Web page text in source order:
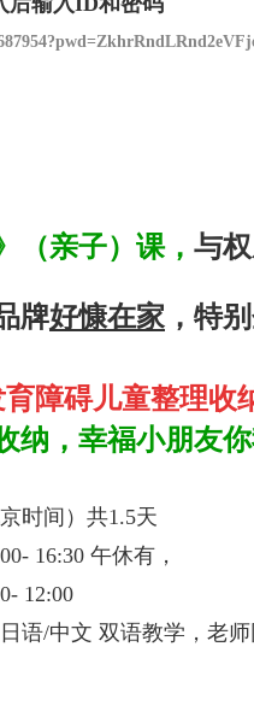
（亲子）课， 与
牌好慷在家 ，特
障碍儿童整理收
纳，幸福小朋友你
间）共1.5天
16:30 午休有，
12:00
语/中文 双语教学，老